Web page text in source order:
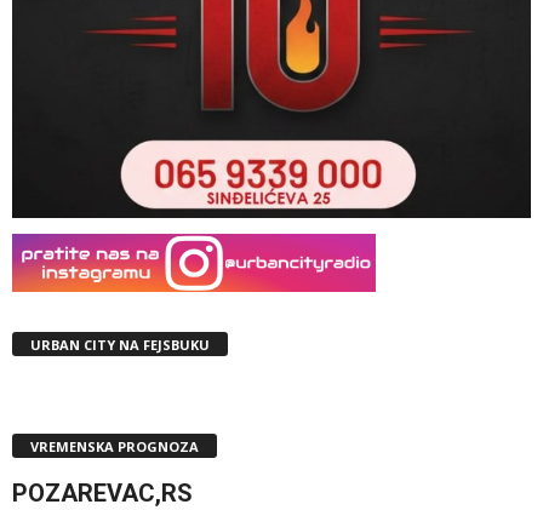
URBAN CITY NA FEJSBUKU
VREMENSKA PROGNOZA
POZAREVAC,RS